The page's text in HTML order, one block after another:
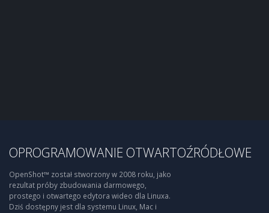
OPROGRAMOWANIE OTWARTOŹRÓDŁOWE
OpenShot™ został stworzony w 2008 roku, jako
rezultat próby zbudowania darmowego,
prostego i otwartego edytora wideo dla Linuxa.
Dziś dostępny jest dla systemu Linux, Mac i